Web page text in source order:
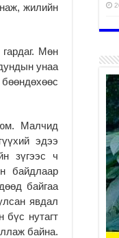
жилийн
Мөн
унаа
Малчид
эдээ
зүгээс ч
байдлаар
байгаа
явдал
бүс нутагт
байна.